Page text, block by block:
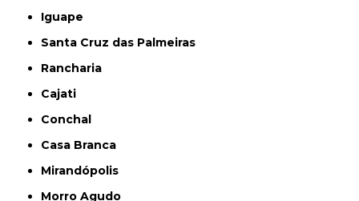
Iguape
Santa Cruz das Palmeiras
Rancharia
Cajati
Conchal
Casa Branca
Mirandópolis
Morro Agudo